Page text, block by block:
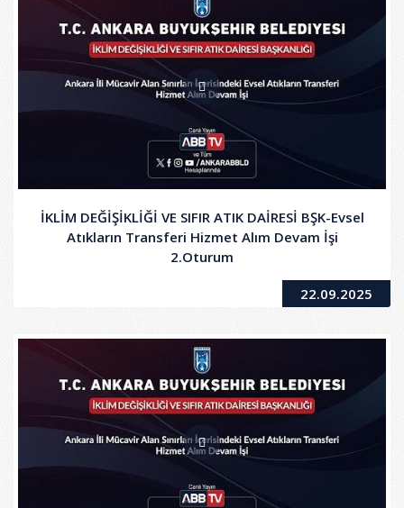
İKLİM DEĞİŞİKLİĞİ VE SIFIR ATIK DAİRESİ BŞK-Evsel
Atıkların Transferi Hizmet Alım Devam İşi
2.Oturum
22.09.2025